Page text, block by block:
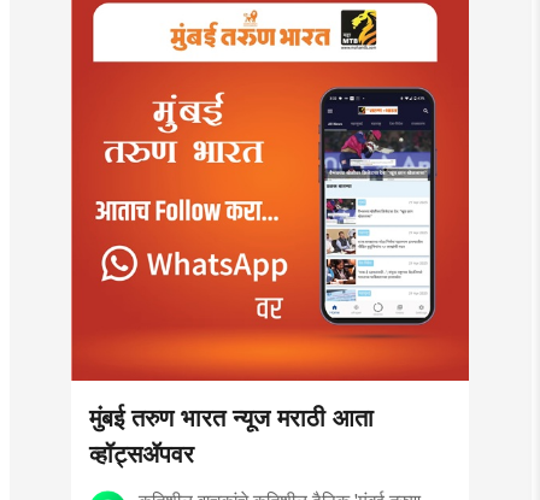
मुंबई तरुण भारत न्यूज मराठी आता
व्हॉट्सॲपवर